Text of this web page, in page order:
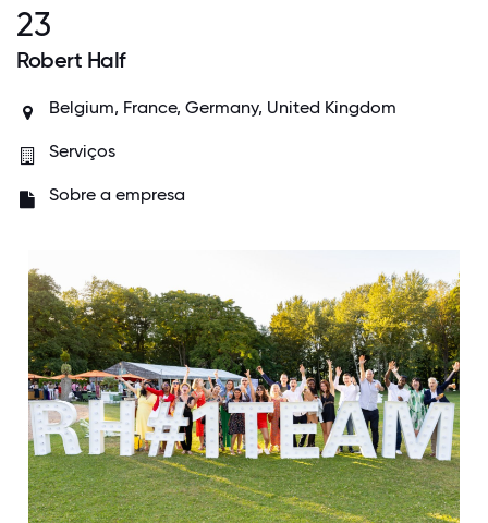
23
Robert Half
Belgium, France, Germany, United Kingdom
Serviços
Sobre a empresa